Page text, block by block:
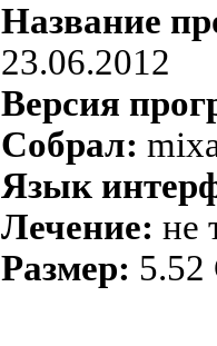
Название
23.06.2012
Версия
Собрал:
Язык
Лечение: не
Размер: 5.52